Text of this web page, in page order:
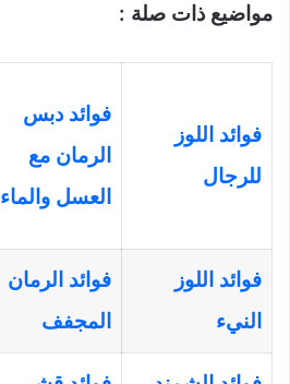
مواضيع ذات صلة :
فوائد اللوز
للرجال
فوائد دبس
الرمان مع
العسل والماء
فوائد اللوز
النيء
فوائد الرمان
المجفف